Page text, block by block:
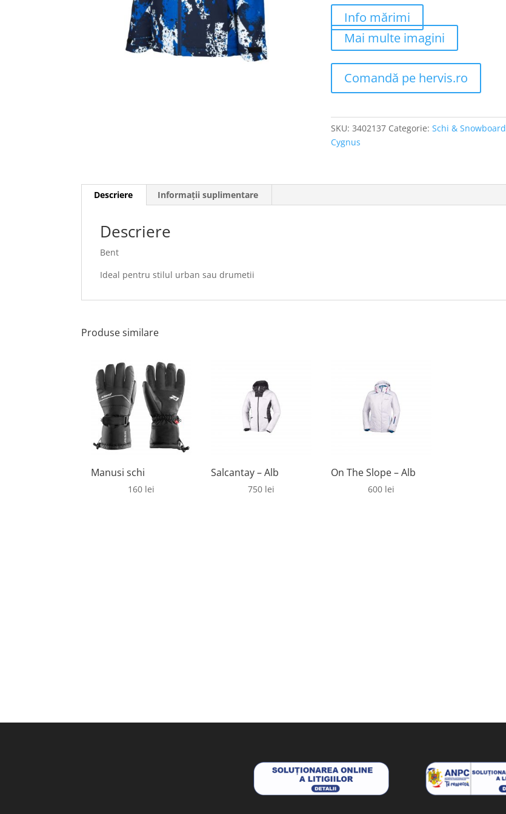
Info mărimi
Mai multe imagini
Comandă pe hervis.ro
SKU:3402137 Categorie:Schi & Snowboard
Cygnus
Descriere Informații suplimentare
Descriere
Bent
Ideal pentru stilul urban sau drumetii
Produse similare
Manusi schi
160 lei
Salcantay – Alb
750 lei
On The Slope – Alb
600 lei